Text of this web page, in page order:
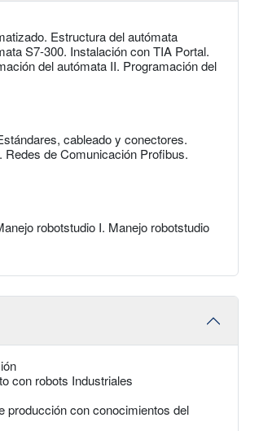
Estructura del autómata
S7-300. Instalación con TIA Portal.
del autómata II. Programación del
cableado y conectores.
de Comunicación Profibus.
robotstudio I. Manejo robotstudio
con robots Industriales
producción con conocimientos del